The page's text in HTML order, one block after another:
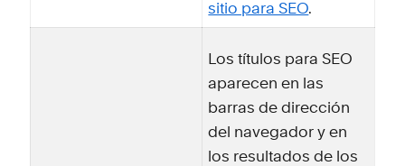
sitio para SEO.
Los títulos para SEO
aparecen en las
barras de dirección
del navegador y en
los resultados de los